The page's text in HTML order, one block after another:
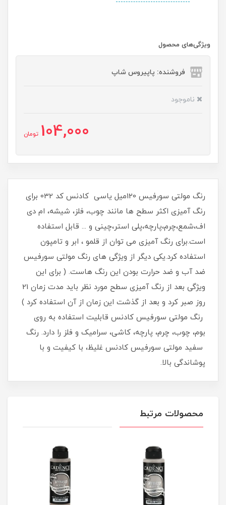
ویژگی‌های محصول
فروشنده: پاپیروس شاپ
ناموجود
104,000 تومان
رنگ مولتی سورفیس 120میل یاسی کادنس کد 032 برای
رنگ آمیزی اکثر سطح ها مانند چوب، فلز، شیشه، ام دی
اف،شمع،چرم،پارچه،پلی استر،چینی و ... قابل استفاده
است.برای رنگ آمیزی می توان از قلمو ، ابر و تامپون
استفاده کرد.یکی دیگر از ویژگی های رنگ مولتی سورفیس
ضد آب و ضد حرارت بودن این رنگ هاست. ( برای این
ویژگی بعد از رنگ آمیزی سطح مورد نظر باید مدت زمان 21
روز صبر کرد و بعد از گذشت این زمان از آن استفاده کرد )
رنگ مولتی سورفیس کادنس قابلیت استفاده به روی
بوم، چوب، چرم، پارچه، کاشی، سرامیک و فلز را دارد. رنگ
سفید مولتی سورفیس کادنس غلیظ، با کیفیت و با
پوشاندگی بالا.
محصولات مرتبط